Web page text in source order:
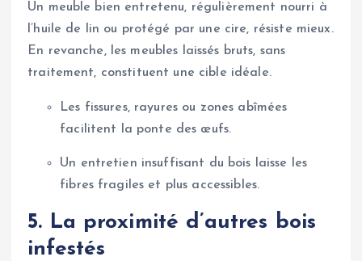
Un meuble bien entretenu, régulièrement nourri à
l’huile de lin ou protégé par une cire, résiste mieux.
En revanche, les meubles laissés bruts, sans
traitement, constituent une cible idéale.
Les fissures, rayures ou zones abîmées
facilitent la ponte des œufs.
Un entretien insuffisant du bois laisse les
fibres fragiles et plus accessibles.
5. La proximité d’autres bois
infestés